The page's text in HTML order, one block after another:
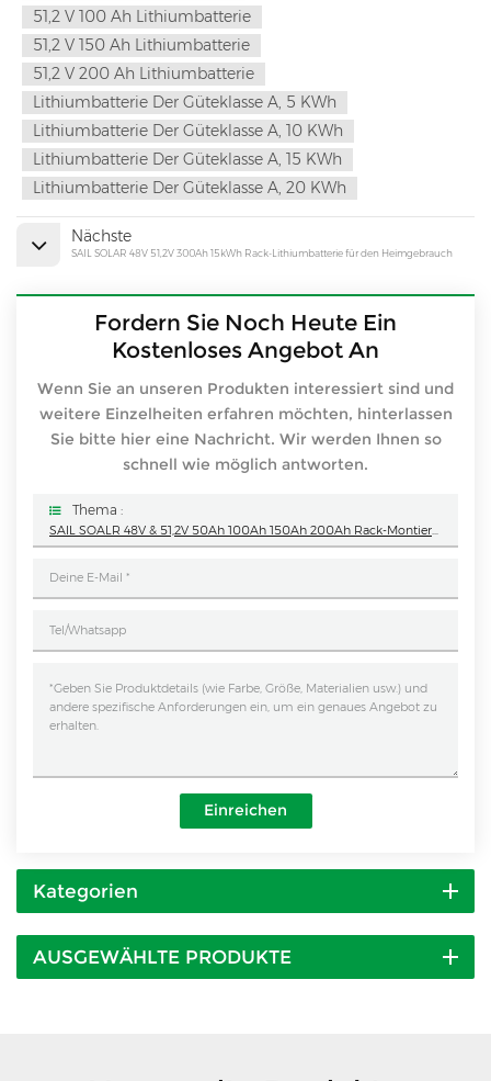
51,2 V 100 Ah Lithiumbatterie
51,2 V 150 Ah Lithiumbatterie
51,2 V 200 Ah Lithiumbatterie
Lithiumbatterie Der Güteklasse A, 5 KWh
Lithiumbatterie Der Güteklasse A, 10 KWh
Lithiumbatterie Der Güteklasse A, 15 KWh
Lithiumbatterie Der Güteklasse A, 20 KWh
Nächste
SAIL SOLAR 48V 51,2V 300Ah 15kWh Rack-Lithiumbatterie für den Heimgebrauch
Fordern Sie Noch Heute Ein
Kostenloses Angebot An
Wenn Sie an unseren Produkten interessiert sind und
weitere Einzelheiten erfahren möchten, hinterlassen
Sie bitte hier eine Nachricht. Wir werden Ihnen so
schnell wie möglich antworten.
Thema :
SAIL SOALR 48V & 51,2V 50Ah 100Ah 150Ah 200Ah Rack-Montierte Lithiumbatterie
Einreichen
Kategorien
AUSGEWÄHLTE PRODUKTE